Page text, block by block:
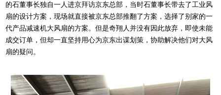
的石董事长独自一人进京拜访京东总部，当时石董事长带去了工业风
扇的设计方案，现场就直接被京东总部推翻了方案，选择了别家的一
代产品减速机大风扇的方案。但是奇翔人并没有因此放弃，即使未能
成交订单，但却一直坚持用心为京东出谋划策，协助解决他们对大风
扇的疑问。